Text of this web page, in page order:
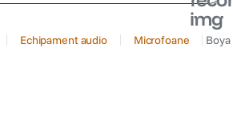
Echipament audio Microfoane